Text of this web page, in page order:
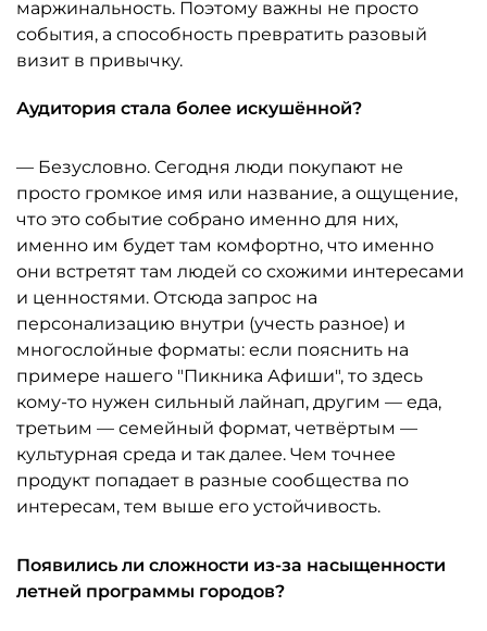
маржинальность. Поэтому важны не просто
события, а способность превратить разовый
визит в привычку.
Аудитория стала более искушённой?
— Безусловно. Сегодня люди покупают не
просто громкое имя или название, а ощущение,
что это событие собрано именно для них,
именно им будет там комфортно, что именно
они встретят там людей со схожими интересами
и ценностями. Отсюда запрос на
персонализацию внутри (учесть разное) и
многослойные форматы: если пояснить на
примере нашего "Пикника Афиши", то здесь
кому-то нужен сильный лайнап, другим — еда,
третьим — семейный формат, четвёртым —
культурная среда и так далее. Чем точнее
продукт попадает в разные сообщества по
интересам, тем выше его устойчивость.
Появились ли сложности из-за насыщенности
летней программы городов?